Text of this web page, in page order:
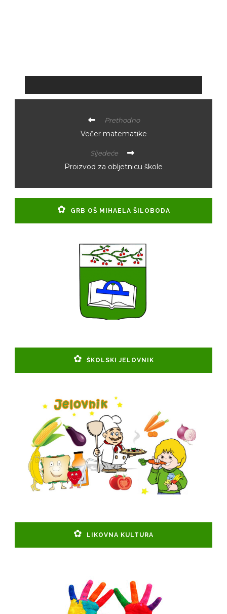
Prethodno
Večer matematike
Sljedeće
Proizvod za obljetnicu škole
GRB OŠ MIHAELA ŠILOBODA
ŠKOLSKI JELOVNIK
LIKOVNA KULTURA